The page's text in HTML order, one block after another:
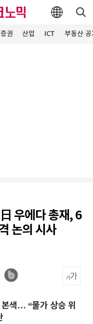
증권 산업 ICT 부동산·
우에다 총재, 6
논의 시사
색… “물가 상승 위